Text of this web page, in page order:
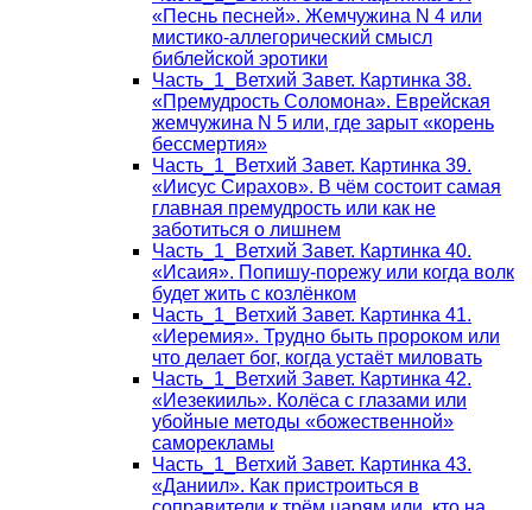
«Песнь песней». Жемчужина N 4 или
мистико-аллегорический смысл
библейской эротики
Часть_1_Ветхий Завет. Картинка 38.
«Премудрость Соломона». Еврейская
жемчужина N 5 или, где зарыт «корень
бессмертия»
Часть_1_Ветхий Завет. Картинка 39.
«Иисус Сирахов». В чём состоит самая
главная премудрость или как не
заботиться о лишнем
Часть_1_Ветхий Завет. Картинка 40.
«Исаия». Попишу-порежу или когда волк
будет жить с козлёнком
Часть_1_Ветхий Завет. Картинка 41.
«Иеремия». Трудно быть пророком или
что делает бог, когда устаёт миловать
Часть_1_Ветхий Завет. Картинка 42.
«Иезекииль». Колёса с глазами или
убойные методы «божественной»
саморекламы
Часть_1_Ветхий Завет. Картинка 43.
«Даниил». Как пристроиться в